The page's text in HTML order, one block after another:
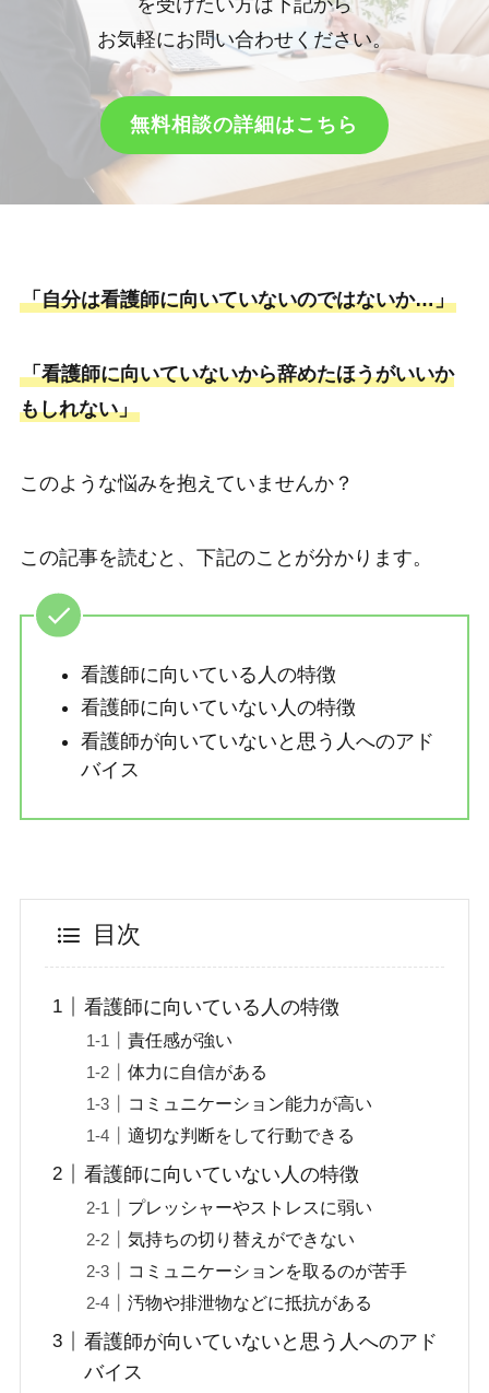
を受けたい方は下記から
お気軽にお問い合わせください。
無料相談の詳細はこちら
「自分は看護師に向いていないのではないか…」
「看護師に向いていないから辞めたほうがいいか
もしれない」
このような悩みを抱えていませんか？
この記事を読むと、下記のことが分かります。
看護師に向いている人の特徴
看護師に向いていない人の特徴
看護師が向いていないと思う人へのアド
バイス
目次
看護師に向いている人の特徴
責任感が強い
体力に自信がある
コミュニケーション能力が高い
適切な判断をして行動できる
看護師に向いていない人の特徴
プレッシャーやストレスに弱い
気持ちの切り替えができない
コミュニケーションを取るのが苦手
汚物や排泄物などに抵抗がある
看護師が向いていないと思う人へのアド
バイス